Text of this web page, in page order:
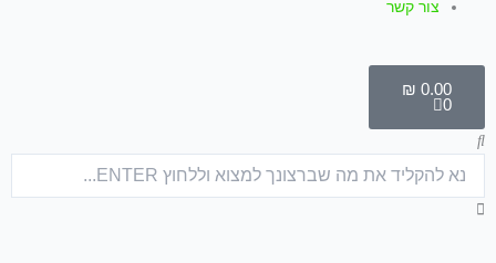
צור קשר
₪ 0.00
0
עגלת
קניות
חיפוש